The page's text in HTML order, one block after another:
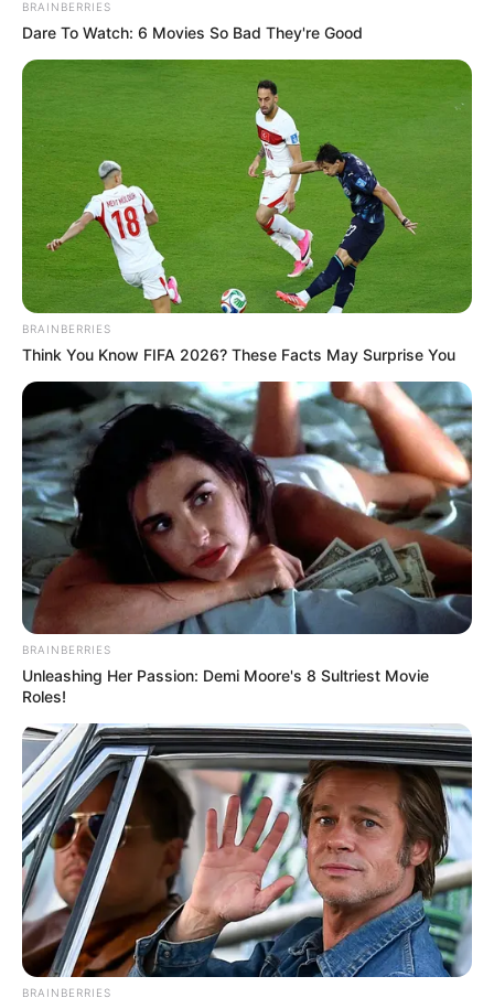
BRAINBERRIES
Dare To Watch: 6 Movies So Bad They're Good
BRAINBERRIES
Think You Know FIFA 2026? These Facts May Surprise You
BRAINBERRIES
Unleashing Her Passion: Demi Moore's 8 Sultriest Movie
Roles!
BRAINBERRIES